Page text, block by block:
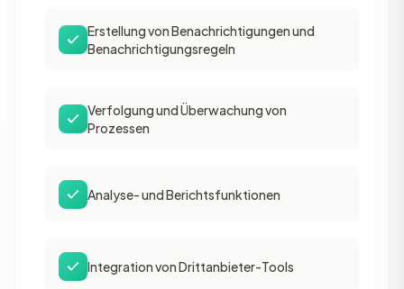
Erstellung von Benachrichtigungen und
Benachrichtigungsregeln
Verfolgung und Überwachung von
Prozessen
Analyse- und Berichtsfunktionen
Integration von Drittanbieter-Tools